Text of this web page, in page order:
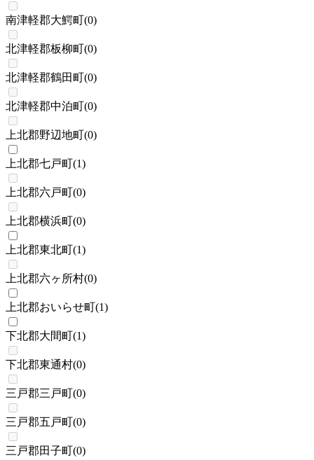
南津軽郡大鰐町(0)
北津軽郡板柳町(0)
北津軽郡鶴田町(0)
北津軽郡中泊町(0)
上北郡野辺地町(0)
上北郡七戸町(1)
上北郡六戸町(0)
上北郡横浜町(0)
上北郡東北町(1)
上北郡六ヶ所村(0)
上北郡おいらせ町(1)
下北郡大間町(1)
下北郡東通村(0)
三戸郡三戸町(0)
三戸郡五戸町(0)
三戸郡田子町(0)